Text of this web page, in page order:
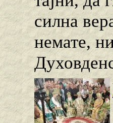
силна
немате,